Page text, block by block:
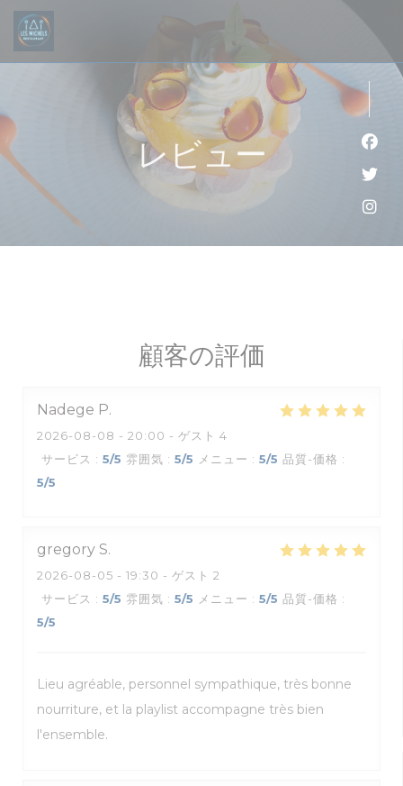
クッキー利用の管理について
レビュー
顧客の評価
Nadege P
2026-08-08 - 20:00 - ゲスト 4
サービス : 5/5 雰囲気 : 5/5 メニュー : 5/5 品質-価格 :
5/5
gregory S
2026-08-05 - 19:30 - ゲスト 2
サービス : 5/5 雰囲気 : 5/5 メニュー : 5/5 品質-価格 :
5/5
Lieu agréable, personnel sympathique, très bonne
nourriture, et la playlist accompagne très bien
l'ensemble.